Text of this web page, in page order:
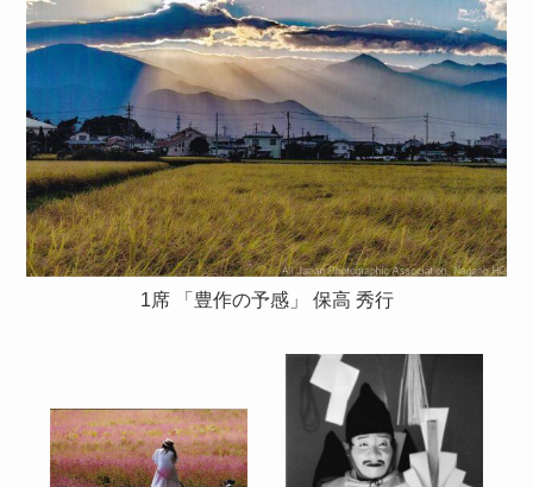
1席 「豊作の予感」 保高 秀行